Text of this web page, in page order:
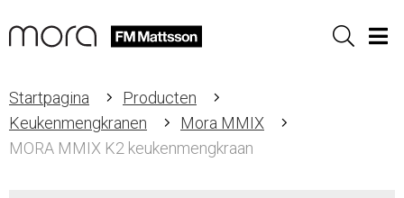
Sök
Startpagina
Producten
Keukenmengkranen
Mora MMIX
MORA MMIX K2 keukenmengkraan